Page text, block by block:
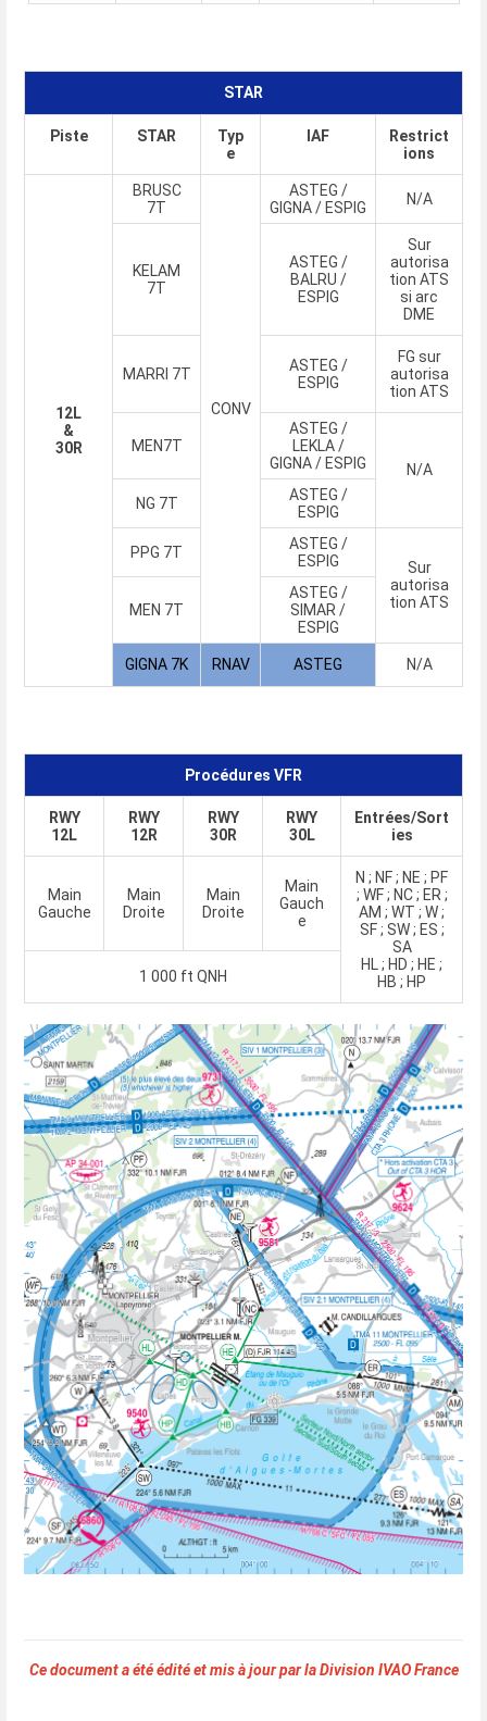
STAR
Piste STAR
Typ
e
IAF
Restrict
ions
12L
&
30R
BRUSC
7T
CONV
ASTEG /
GIGNA / ESPIG
N/A
KELAM
7T
ASTEG /
BALRU /
ESPIG
Sur
autorisa
tion ATS
si arc
DME
MARRI 7T
ASTEG /
ESPIG
FG sur
autorisa
tion ATS
MEN7T
ASTEG /
LEKLA /
GIGNA / ESPIG
N/A
NG 7T
ASTEG /
ESPIG
PPG 7T
ASTEG /
ESPIG
Sur
autorisa
tion ATS
MEN 7T
ASTEG /
SIMAR /
ESPIG
GIGNA 7K RNAV ASTEG N/A
Procédures VFR
RWY
12L
RWY
12R
RWY
30R
RWY
30L
Entrées/Sort
ies
Main
Gauche
Main
Droite
Main
Droite
Main
Gauch
e
N ; NF ; NE ; PF
; WF ; NC ; ER ;
AM ; WT ; W ;
SF ; SW ; ES ;
SA
HL ; HD ; HE ;
HB ; HP
1 000 ft QNH
Ce document a été édité et mis à jour par la Division IVAO France